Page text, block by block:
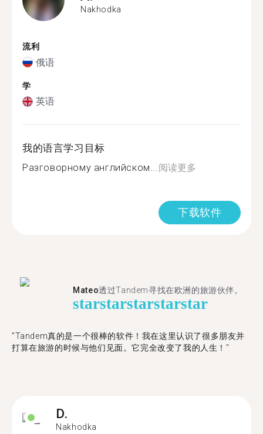
Nakhodka
流利
俄语
学
英语
我的语言学习目标
Разговорному английском...阅读更多
下载软件
Mateo透过Tandem寻找在欧洲的旅游伙伴。
starstarstarstarstar
"Tandem真的是一个很棒的软件！我在这里认识了很多朋友并
打算在旅游的时候与他们见面。它完全改变了我的人生！"
D.
Nakhodka